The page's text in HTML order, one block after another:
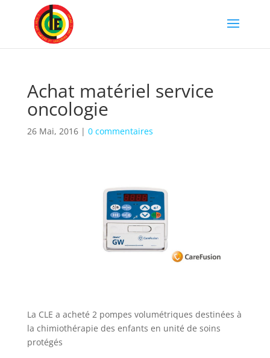
Achat matériel service
oncologie
26 Mai, 2016| 0 commentaires
La CLE a acheté 2 pompes volumétriques destinées à
la chimiothérapie des enfants en unité de soins
protégés